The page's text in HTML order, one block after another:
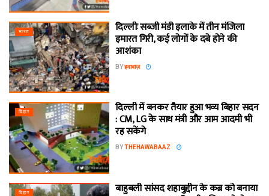
भारत दिल्लीः सब्जी मंडी इलाके में तीन मंजिला
इमारत गिरी, कई लोगों के दबे होने की
आशंका
BYहवाबाज़
बिहार दिल्ली में बनकर तैयार हुआ भव्य बिहार सदन
: CM, LG के साथ मंत्री और आम आदमी भी
रह सकेंगे
BYTHEHAWABAAZ
बिहार बाहुबली सांसद शहाबुद्दीन के कब्र को बनाया